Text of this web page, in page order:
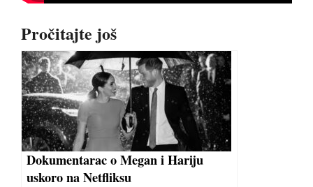
Pročitajte još
Dokumentarac o Megan i Hariju
uskoro na Netfliksu